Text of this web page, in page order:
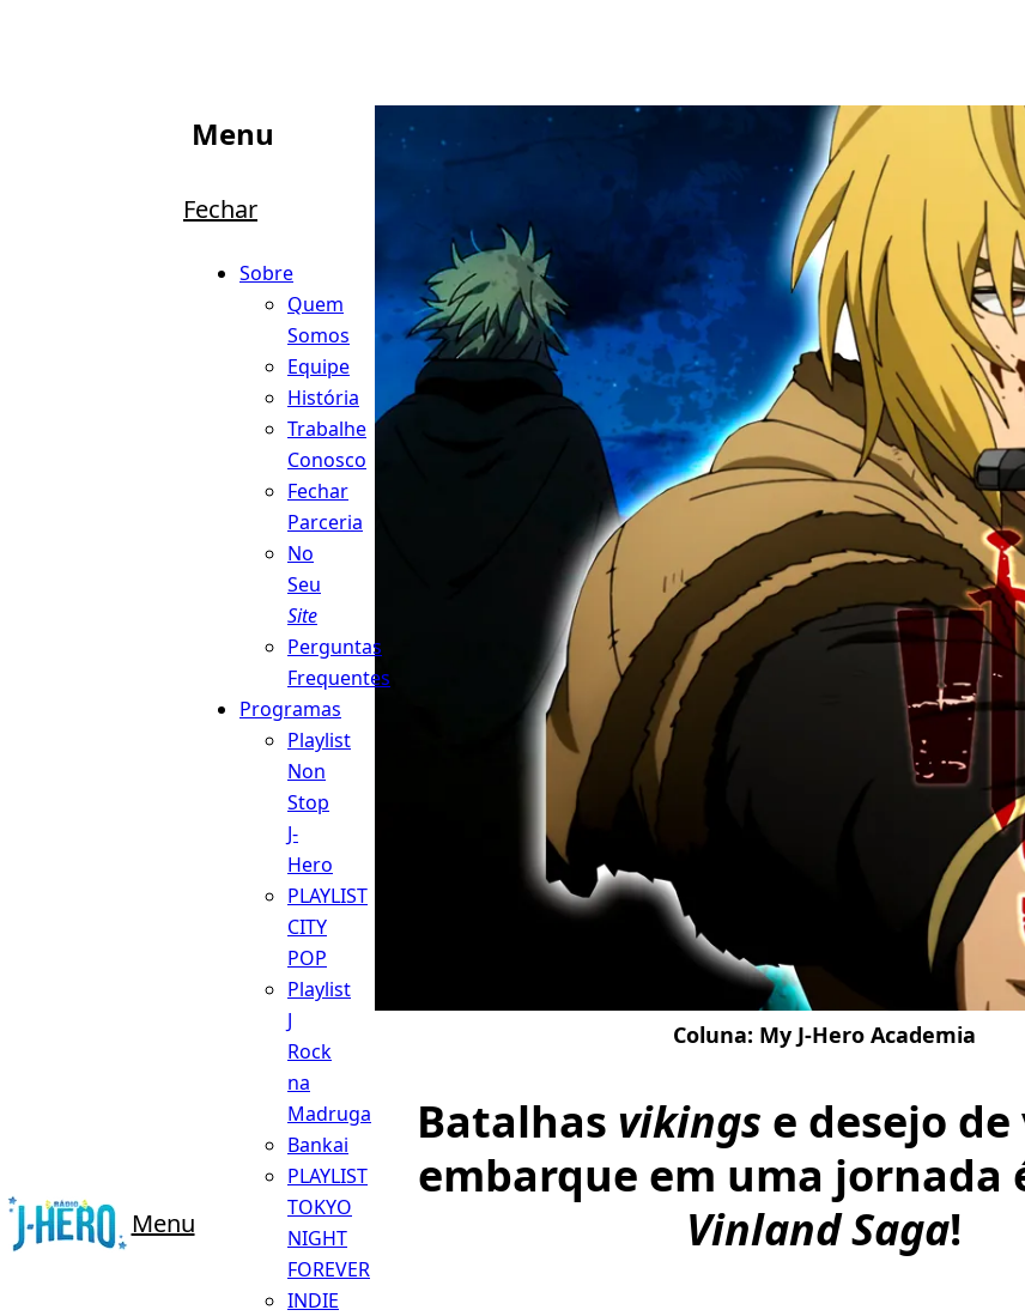
Menu
Menu
Fechar
Sobre
Quem
Somos
Equipe
História
Trabalhe
Conosco
Fechar
Parceria
No
Seu
Site
Perguntas
Frequentes
Programas
Playlist
Non
Stop
J-
Hero
PLAYLIST
CITY
POP
Playlist
J
Rock
na
Madruga
Bankai
PLAYLIST
TOKYO
NIGHT
FOREVER
INDIE
Coluna: My J-Hero Academia
Batalhas vikings e desejo
embarque em uma jornada
Vinland Saga!